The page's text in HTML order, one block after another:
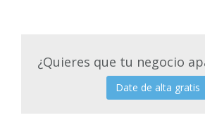
¿Quieres que tu negocio
Date de alta gratis